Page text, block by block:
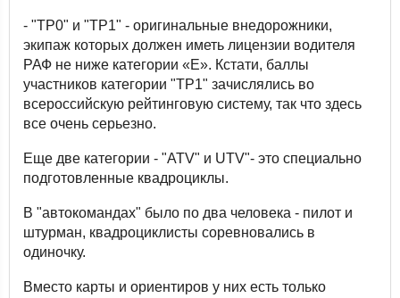
- "ТР0" и "ТР1" - оригинальные внедорожники,
экипаж которых должен иметь лицензии водителя
РАФ не ниже категории «Е». Кстати, баллы
участников категории "ТР1" зачислялись во
всероссийскую рейтинговую систему, так что здесь
все очень серьезно.
Еще две категории - "ATV" и UTV"- это специально
подготовленные квадроциклы.
В "автокомандах" было по два человека - пилот и
штурман, квадроциклисты соревновались в
одиночку.
Вместо карты и ориентиров у них есть только